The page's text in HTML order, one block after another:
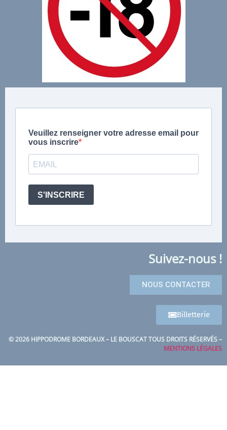
Suivez-nous !
NOUS CONTACTER
Billetterie
© 2026 HIPPODROME BORDEAUX – LE BOUSCAT TOUS DROITS RÉSERVÉS –
MENTIONS LÉGALES